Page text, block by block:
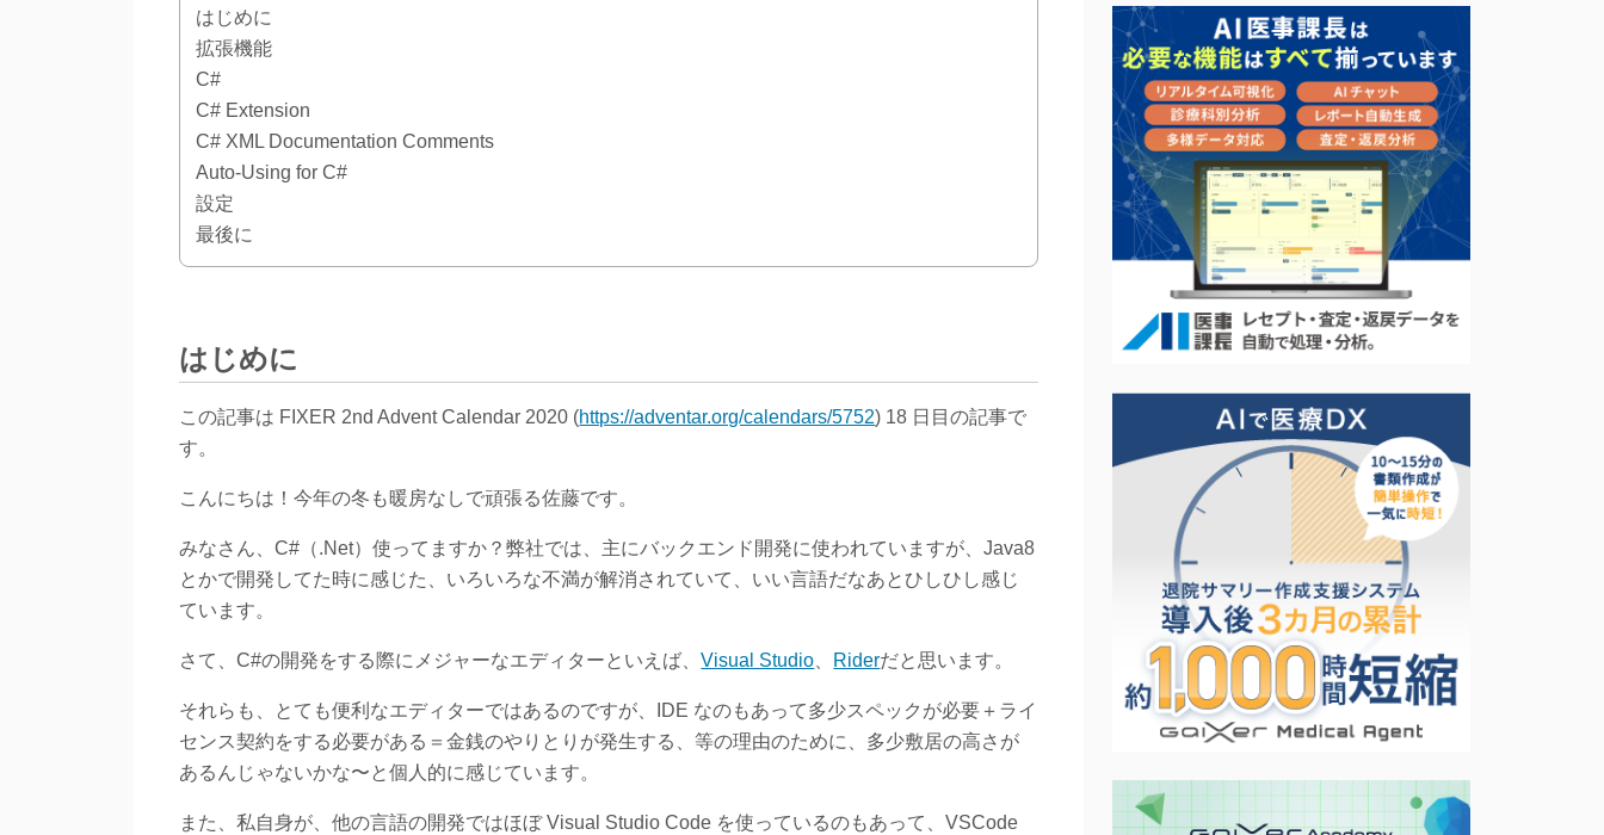
はじめに
拡張機能
C#
C# Extension
C# XML Documentation Comments
Auto-Using for C#
設定
最後に
はじめに
この記事は FIXER 2nd Advent Calendar 2020 (https://adventar.org/calendars/5752) 18 日目の記事で
す。
こんにちは！今年の冬も暖房なしで頑張る佐藤です。
みなさん、C#（.Net）使ってますか？弊社では、主にバックエンド開発に使われていますが、Java8
とかで開発してた時に感じた、いろいろな不満が解消されていて、いい言語だなあとひしひし感じ
ています。
さて、C#の開発をする際にメジャーなエディターといえば、Visual Studio Riderだと思います。
それらも、とても便利なエディターではあるのですが、IDE なのもあって多少スペックが必要＋ライ
センス契約をする必要がある＝金銭のやりとりが発生する、等の理由のために、多少敷居の高さが
あるんじゃないかな〜と個人的に感じています。
また、私自身が、他の言語の開発ではほぼ Visual Studio Code を使っているのもあって、VSCode